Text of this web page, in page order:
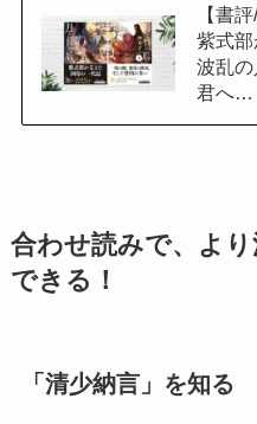
【書
紫式
波乱
君へ…
合わせ読みで、よ
できる！
「清少納言」を知る